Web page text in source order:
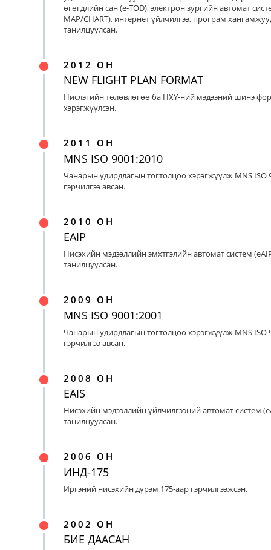
өгөгдлийн сан (e-TOD), электрон зургийн автомат
MAP/CHART), интернет үйлчилгээ, програм
танилцуулсан.
2012 ОН
NEW FLIGHT PLAN FORMAT
Нислэгийн төлөвлөгөө ба НХҮ-ний мэдээний шинэ
хэрэгжүүлсэн.
2011 ОН
MNS ISO 9001:2010
Чанарын удирдлагын тогтолцоо хэрэгжүүлж MNS ISO
гэрчилгээ авсан.
2010 ОН
EAIP
Нисэхийн мэдээллийн эмхтгэлийн автомат систем
танилцуулсан.
2009 ОН
MNS ISO 9001:2001
Чанарын удирдлагын тогтолцоо хэрэгжүүлж MNS ISO
гэрчилгээ авсан.
2008 ОН
EAIS
Нисэхийн мэдээллийн үйлчилгээний автомат систем
танилцуулсан.
2006 ОН
ИНД-175
Иргэний нисэхийн дүрэм 175-аар гэрчилгээжсэн.
2002 ОН
БИЕ ДААСАН